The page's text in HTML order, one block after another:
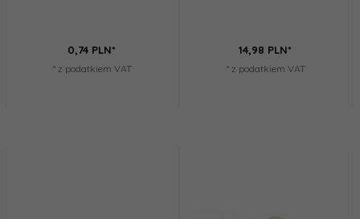
0,74 PLN*
* z podatkiem VAT
14,98 PLN*
* z podatkiem VAT